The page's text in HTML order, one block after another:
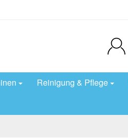
Reinigung & Pflege